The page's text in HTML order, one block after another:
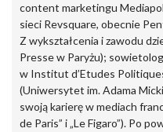
content marketingu
sieci Revsquare, obecnie
Z wykształcenia i zawodu
Presse w Paryżu);
w Institut d’Etudes
(Uniwersytet im. Adama
swoją karierę w mediach
de Paris” i „Le Figaro”). Po